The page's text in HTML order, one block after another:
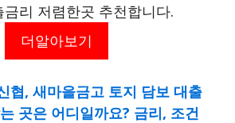
금리 저렴한곳 추천합니다.
더알아보기
협, 새마을금고 토지 담보 대출
곳은 어디일까요? 금리, 조건